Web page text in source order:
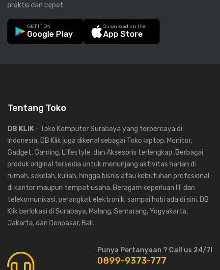
praktis dan cepat.
GET IT ON
Google Play
Download on the
App Store
Tentang Toko
DB KLIK - Toko Komputer Surabaya yang terpercaya di
Indonesia, DB Klik juga dikenal sebagai Toko laptop, Monitor,
Gadget, Gaming, Lifestyle, dan Aksesoris terlengkap. Berbagai
produk original tersedia untuk menunjang aktivitas harian di
rumah, sekolah, kuliah, hingga bisnis atau kebutuhan profesional
di kantor maupun tempat usaha. Beragam keperluan IT dan
telekomunikasi, perangkat elektronik, sampai hobi ada di sini. DB
Klik berlokasi di Surabaya, Malang, Semarang, Yogyakarta,
Jakarta, dan Denpasar, Bali.
Punya Pertanyaan ? Call us 24/7!
0899-9373-777